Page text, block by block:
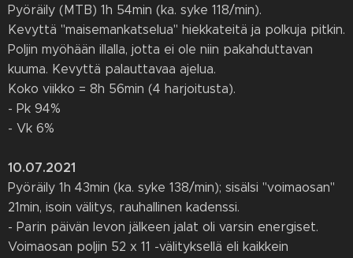
Pyöräily (MTB) 1h 54min (ka. syke 118/min).
Kevyttä "maisemankatselua" hiekkateitä ja polkuja pitkin.
Poljin myöhään illalla, jotta ei ole niin pakahduttavan
kuuma. Kevyttä palauttavaa ajelua.
Koko viikko = 8h 56min (4 harjoitusta).
- Pk 94%
- Vk 6%
10.07.2021
Pyöräily 1h 43min (ka. syke 138/min); sisälsi "voimaosan"
21min, isoin välitys, rauhallinen kadenssi.
- Parin päivän levon jälkeen jalat oli varsin energiset.
Voimaosan poljin 52 x 11 -välityksellä eli kaikkein